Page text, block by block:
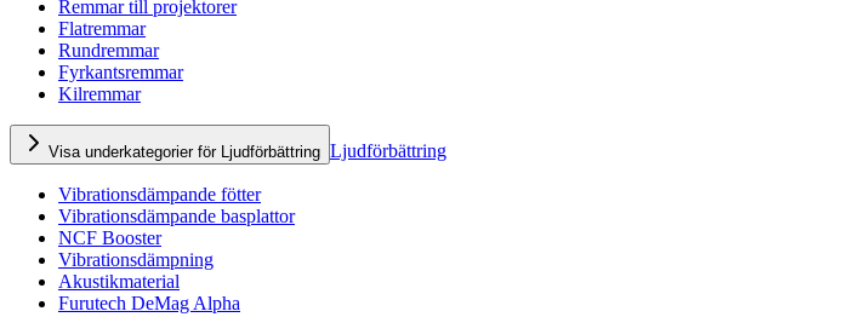
Remmar till projektorer
Flatremmar
Rundremmar
Fyrkantsremmar
Kilremmar
Visa underkategorier för Ljudförbättring Ljudförbättring
Vibrationsdämpande fötter
Vibrationsdämpande basplattor
NCF Booster
Vibrationsdämpning
Akustikmaterial
Furutech DeMag Alpha